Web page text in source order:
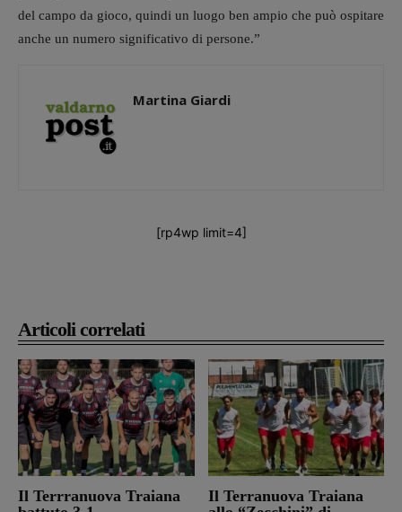
Articoli correlati
Il Terrranuova Traiana
Il Terranuova Traiana
del campo da gioco, quindi un luogo ben ampio che può ospitare
anche un numero significativo di persone.”
Martina Giardi
[rp4wp limit=4]